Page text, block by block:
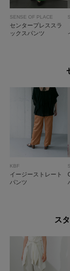
SENSE OF PLACE
センタープレススラ
ックスパンツ
KBF
イージーストレート
パンツ
ス